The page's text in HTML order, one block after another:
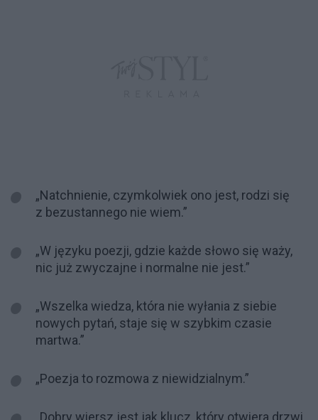
„Natchnienie, czymkolwiek ono jest, rodzi się
z bezustannego nie wiem.”
„W języku poezji, gdzie każde słowo się waży,
nic już zwyczajne i normalne nie jest.”
„Wszelka wiedza, która nie wyłania z siebie
nowych pytań, staje się w szybkim czasie
martwa.”
„Poezja to rozmowa z niewidzialnym.”
„Dobry wiersz jest jak klucz, który otwiera drzwi